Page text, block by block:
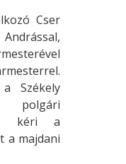
Cser
Székely
polgári
kéri a
a majdani